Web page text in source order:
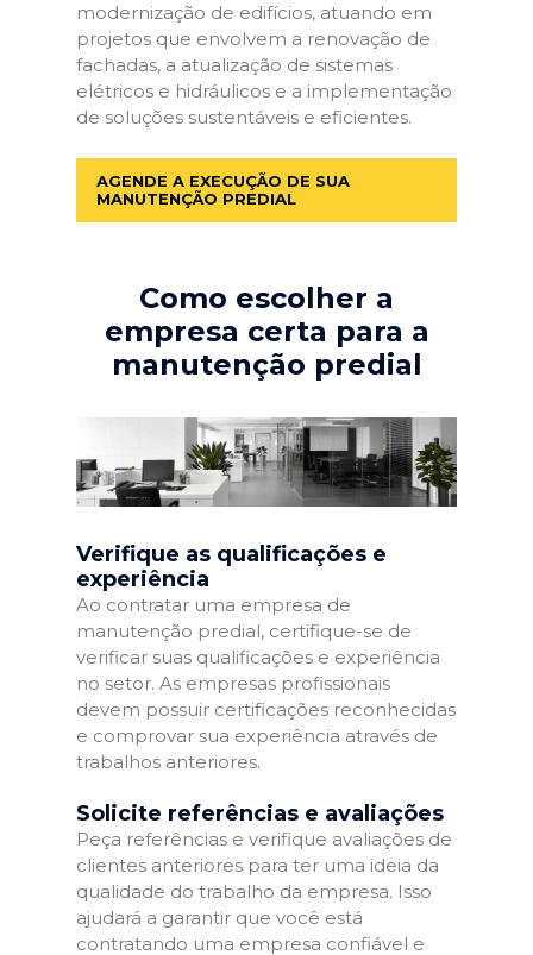
modernização de edifícios, atuando em
projetos que envolvem a renovação de
fachadas, a atualização de sistemas
elétricos e hidráulicos e a implementação
de soluções sustentáveis e eficientes.
AGENDE A EXECUÇÃO DE SUA
MANUTENÇÃO PREDIAL
Como escolher a
empresa certa para a
manutenção predial
Verifique as qualificações e
experiência
Ao contratar uma empresa de
manutenção predial, certifique-se de
verificar suas qualificações e experiência
no setor. As empresas profissionais
devem possuir certificações reconhecidas
e comprovar sua experiência através de
trabalhos anteriores.
Solicite referências e avaliações
Peça referências e verifique avaliações de
clientes anteriores para ter uma ideia da
qualidade do trabalho da empresa. Isso
ajudará a garantir que você está
contratando uma empresa confiável e